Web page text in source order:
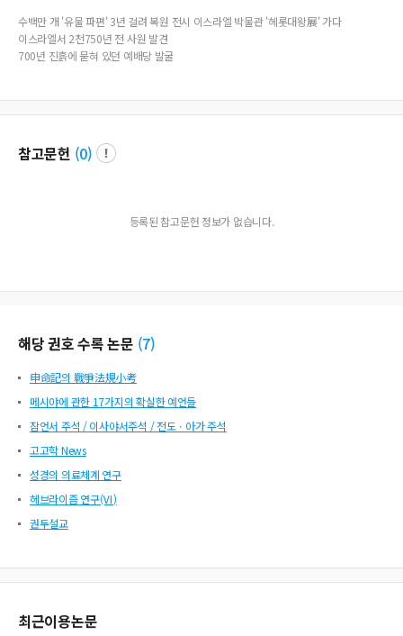
수백만 개 '유물 파편' 3년 걸려 복원 전시 이스라엘 박물관 '헤롯대왕展' 가다
이스라엘서 2천750년 전 사원 발견
700년 진흙에 묻혀 있던 예배당 발굴
참고문헌 (0)
등록된 참고문헌 정보가 없습니다.
해당 권호 수록 논문 (7)
申命記의 戰爭法規小考
메시야에 관한 17가지의 확실한 예언들
잠언서 주석 / 이사야서주석 / 전도ㆍ아가 주석
고고학 News
성경의 의료체계 연구
헤브라이즘 연구(Ⅵ)
권두설교
최근이용논문